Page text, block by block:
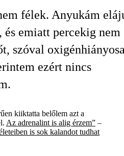
félek. Anyukám
és emiatt percekig nem
szóval
ezért nincs
kiiktatta belőlem azt a
Az adrenalint is alig érzem” –
is sok kalandot tudhat